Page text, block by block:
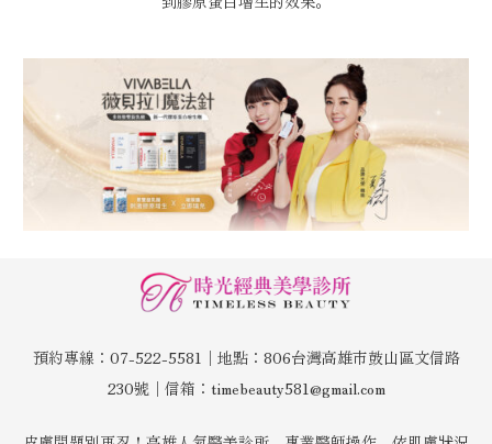
預約專線：07-522-5581│地點：806台灣高雄市鼓山區文信路
230號│信箱：timebeauty581@gmail.com